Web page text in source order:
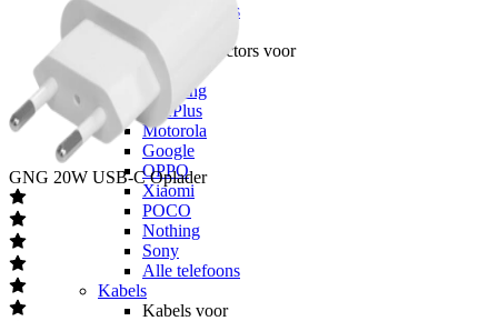
Alle telefoons
Screenprotectors
Screenprotectors voor
Apple
Samsung
OnePlus
Motorola
Google
OPPO
Xiaomi
POCO
Nothing
Sony
Alle telefoons
Kabels
Kabels voor
GNG 20W USB-C Oplader